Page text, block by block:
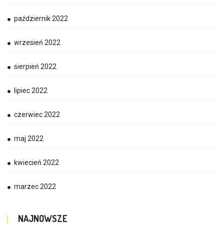
październik 2022
wrzesień 2022
sierpień 2022
lipiec 2022
czerwiec 2022
maj 2022
kwiecień 2022
marzec 2022
NAJNOWSZE